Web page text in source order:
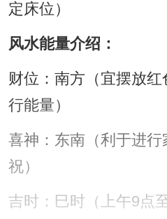
定床位）
风水能量介绍：
财位：南方（宜摆放
行能量）
喜神：东南（利于进
祝）
吉时：巳时（上午9点